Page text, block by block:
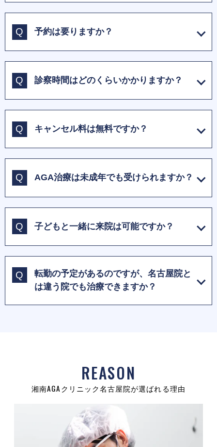
予約は要りますか？
診察時間はどのくらいかかりますか？
キャンセル料は無料ですか？
AGA治療は未成年でも受けられますか？
子どもと一緒に来院は可能ですか？
転勤の予定があるのですが、名古屋院と
は違う院でも治療できますか？
REASON
湘南AGAクリニック名古屋院が選ばれる理由